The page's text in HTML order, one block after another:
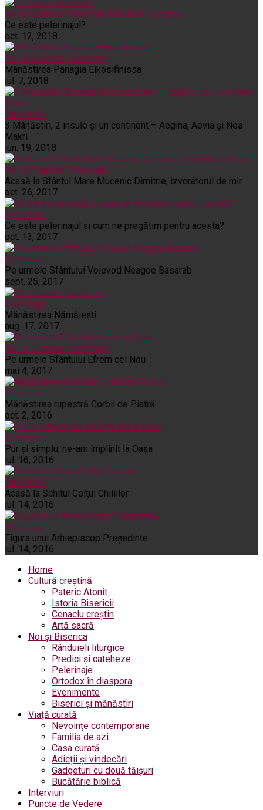
Noi și Biserica Pelerinaje Rânduieli liturgice
Ce este pelerinajul?
oct. 12, 2018
Noi și Biserica Pelerinaje
Mânăstirea Panagia Eikosifinissa
iul. 7, 2018
Pelerinaje
3 Mânăstiri, 2 insule și un continent – Aegina, Aevia și Nea
Makri
iun. 19, 2018
Noi și Biserica Pelerinaje
Acasă la Sfântul Mare Mucenic Dimitrie, izvorâtorul de mir
oct. 26, 2017
Pelerinaje
Ce este pelerinajul şi cum ne pregătim pentru acesta?
oct. 13, 2017
Pelerinaje
Pe urmele Sfântului Voievod Neagoe Basarab
sept. 25, 2017
Pelerinaje
Mănăstirea Nămăiești
aug. 17, 2017
Noi și Biserica Pelerinaje
Pe urmele Sfântului Efrem cel Nou
mai 4, 2017
Pelerinaje
Mănăstirea rupestră Corbii de Piatră
oct. 2, 2016
Pelerinaje
Pur şi simplu, ne-am împlinit la Oaşa
iul. 16, 2016
Pelerinaje
Acasă la Schitul Colţul Chiliilor
iul. 14, 2016
Pelerinaje
Figura unui Arhiepiscop Preşedinte
iul. 14, 2016
Home
Cultură creștină
Pateric Atonit
Istoria Bisericii
Cenaclu creștin
Artă sacră
Noi și Biserica
Rânduieli liturgice
Predici și cateheze
Pelerinaje
Ortodox în diaspora
Evenimente
Biserici și mănăstiri
Viață curată
Nevoințe contemporane
Familia de azi
Casa curată
Adicții și vindecări
Gadgeturi cu două tăișuri
Bucătărie biblică
Interviuri
Puncte de Vedere